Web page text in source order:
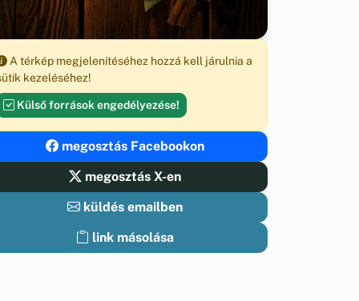
A térkép megjelenítéséhez hozzá kell járulnia a
kezeléséhez!
Külső források engedélyezése!
megosztás Facebookon
megosztás X-en
küldés emailben
link másolása